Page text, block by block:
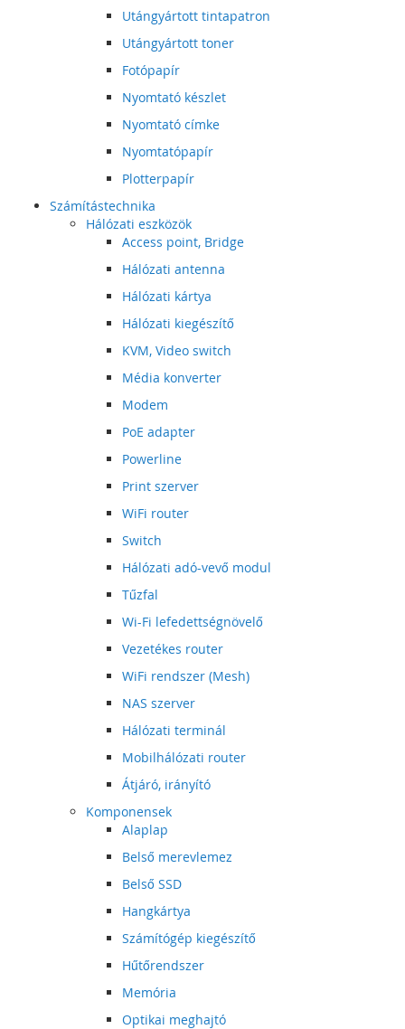
Utángyártott tintapatron
Utángyártott toner
Fotópapír
Nyomtató készlet
Nyomtató címke
Nyomtatópapír
Plotterpapír
Számítástechnika
Hálózati eszközök
Access point, Bridge
Hálózati antenna
Hálózati kártya
Hálózati kiegészítő
KVM, Video switch
Média konverter
Modem
PoE adapter
Powerline
Print szerver
WiFi router
Switch
Hálózati adó-vevő modul
Tűzfal
Wi-Fi lefedettségnövelő
Vezetékes router
WiFi rendszer (Mesh)
NAS szerver
Hálózati terminál
Mobilhálózati router
Átjáró, irányító
Komponensek
Alaplap
Belső merevlemez
Belső SSD
Hangkártya
Számítógép kiegészítő
Hűtőrendszer
Memória
Optikai meghajtó